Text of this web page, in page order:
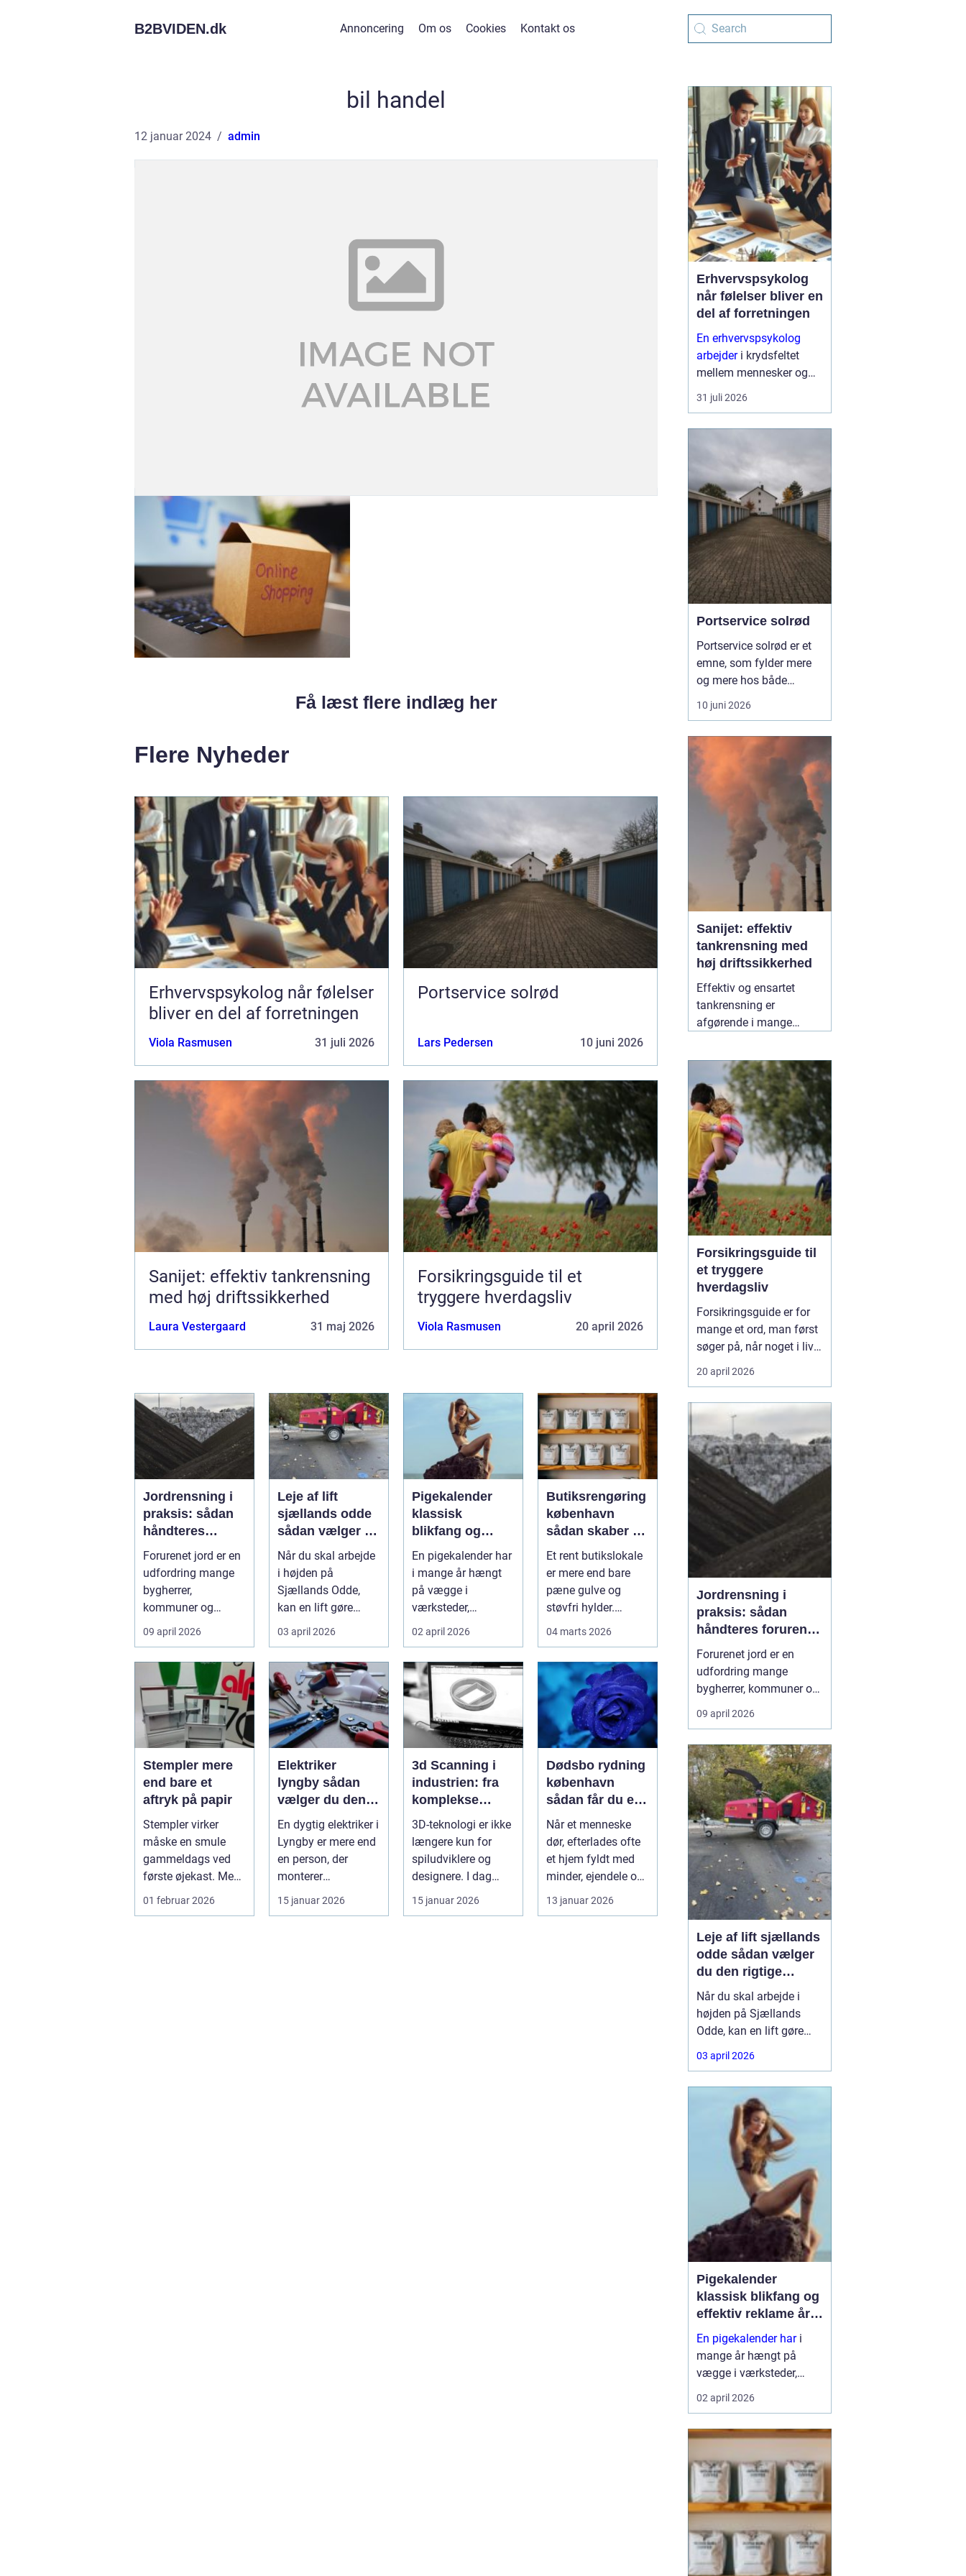
B2BVIDEN.dk Annoncering Om os Cookies Kontakt os
bil handel
12 januar 2024 admin
Få læst flere indlæg her
Flere Nyheder
Erhvervspsykolog når følelser
bliver en del af forretningen
Viola Rasmusen 31 juli 2026
Portservice solrød
Lars Pedersen 10 juni 2026
Sanijet: effektiv tankrensning
med høj driftssikkerhed
Laura Vestergaard 31 maj 2026
Forsikringsguide til et
tryggere hverdagsliv
Viola Rasmusen 20 april 2026
Jordrensning i
praksis: sådan
håndteres
forurenet jord
ansvarligt
Forurenet jord er en
udfordring mange
bygherrer,
kommuner og
virksomheder
møder, når gamle
industrig...
09 april 2026
Leje af lift
sjællands odde
sådan vælger du
den rigtige
løsning
Når du skal arbejde
i højden på
Sjællands Odde,
kan en lift gøre
forskellen på en
besværlig og en
ov...
03 april 2026
Pigekalender
klassisk
blikfang og
effektiv reklame
året rundt
En pigekalender har
i mange år hængt
på vægge i
værksteder,
lagerhaller og
frokoststuer over
hele la...
02 april 2026
Butiksrengøring
københavn
sådan skaber du
en butik,
kunderne har
lyst til at komme
tilbage til
Et rent butikslokale
er mere end bare
pæne gulve og
støvfri hylder.
04 marts 2026
Stempler mere
end bare et
aftryk på papir
Stempler virker
måske en smule
gammeldags ved
første øjekast. Men i
mange
01 februar 2026
Elektriker
lyngby sådan
vælger du den
rigtige fagmand
En dygtig elektriker i
Lyngby er mere end
en person, der
monterer
stikkontakter. El-
installationer e...
15 januar 2026
3d Scanning i
industrien: fra
komplekse
anlæg til
præcise
beslutninger
3D-teknologi er ikke
længere kun for
spiludviklere og
designere. I dag
bruger en lang
række virksomh...
15 januar 2026
Dødsbo rydning
københavn
sådan får du et
trygt og
professionelt
forløb
Når et menneske
dør, efterlades ofte
et hjem fyldt med
minder, ejendele og
historie. For mange
pårør...
13 januar 2026
Erhvervspsykolog
når følelser bliver en
del af forretningen
En erhvervspsykolog
arbejderi krydsfeltet
mellem mennesker og
forretning. Fokus er ikke
kun på trivsel, men også
påvirker resultater,
strategier og
forandringe...
31 juli 2026
Portservice solrød
Portservice solrød er et
emne, som fylder mere
og mere hos både
private husejere og
virksomheder, der har
komfort og
driftssikkerhed i
hverdagen. Når en port
ikke fungerer, stopper
hverdagen hurtigt op, og
både logistik,
adgangsfo...
10 juni 2026
Sanijet: effektiv
tankrensning med
høj driftssikkerhed
Effektiv og ensartet
tankrensning er
afgørende i mange
hygiejne, sikkerhed og
driftsøkonomi spiller en
stor rolle, kan små fejl få
store konsekvenser. Her
er roterende tankrensere
31 maj 2026
Forsikringsguide til
et tryggere
hverdagsliv
Forsikringsguide er for
mange et ord, man først
søger på, når noget i livet
ændrer sig.
andre selskaber oplever,
du flytter, får børn, køber
bil eller ændrer job, og så
kan en enkel...
20 april 2026
Jordrensning i
praksis: sådan
håndteres forurenet
jord ansvarligt
Forurenet jord er en
udfordring mange
bygherrer, kommuner og
virksomheder møder, når
gamle industrigrunde
opdages forurening i
forbindelse med
anlægsarbejde.
Jordrensning handler
om at fjerne eller
reducere skadelige
stoffer ...
09 april 2026
Leje af lift sjællands
odde sådan vælger
du den rigtige
løsning
Når du skal arbejde i
højden på Sjællands
Odde, kan en lift gøre
forskellen på en
besværlig og en
Hvad enten du skal
beskære træer, male
gavl, reparere tagrender
eller sætte nye skilte op,
03 april 2026
Pigekalender
klassisk blikfang og
effektiv reklame året
rundt
En pigekalender hari
mange år hængt på
vægge i værksteder,
lagerhaller og
frokoststuer over hele
et stykke tradition og
humor på
arbejdspladsen, for
andre er d...
02 april 2026